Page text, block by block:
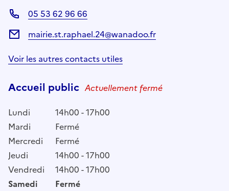
05 53 62 96 66
mairie.st.raphael.24@wanadoo.fr
Voir les autres contacts utiles
Accueil public Actuellement fermé
Lundi
14h00 - 17h00
Mardi
Fermé
Mercredi
Fermé
Jeudi
14h00 - 17h00
Vendredi
14h00 - 17h00
Samedi
Fermé